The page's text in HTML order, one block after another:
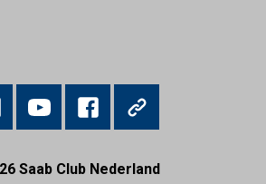
Saab Club Nederland